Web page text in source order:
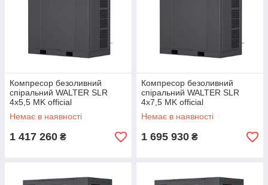
Компресор безоливний
спіральний WALTER SLR
4x5,5 MK official
Немає в наявності
1 417 260 ₴
Компресор безоливний
спіральний WALTER SLR
4x7,5 MK official
Немає в наявності
1 695 930 ₴